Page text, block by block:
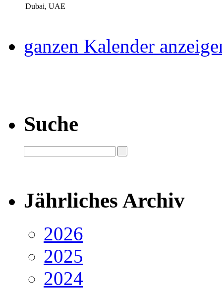
Dubai, UAE
ganzen Kalender
Suche
Jährliches Archiv
2026
2025
2024